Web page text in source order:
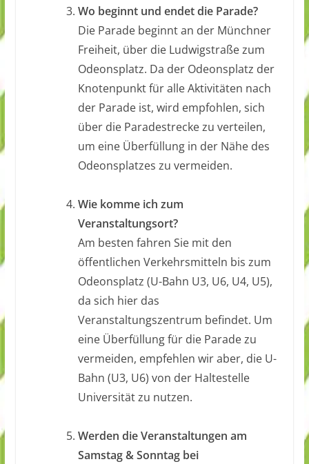
Wo beginnt und endet die Parade?
Die Parade beginnt an der Münchner
Freiheit, über die Ludwigstraße zum
Odeonsplatz. Da der Odeonsplatz der
Knotenpunkt für alle Aktivitäten nach
der Parade ist, wird empfohlen, sich
über die Paradestrecke zu verteilen,
um eine Überfüllung in der Nähe des
Odeonsplatzes zu vermeiden.
Wie komme ich zum
Veranstaltungsort?
Am besten fahren Sie mit den
öffentlichen Verkehrsmitteln bis zum
Odeonsplatz (U-Bahn U3, U6, U4, U5),
da sich hier das
Veranstaltungszentrum befindet. Um
eine Überfüllung für die Parade zu
vermeiden, empfehlen wir aber, die U-
Bahn (U3, U6) von der Haltestelle
Universität zu nutzen.
Werden die Veranstaltungen am
Samstag & Sonntag bei